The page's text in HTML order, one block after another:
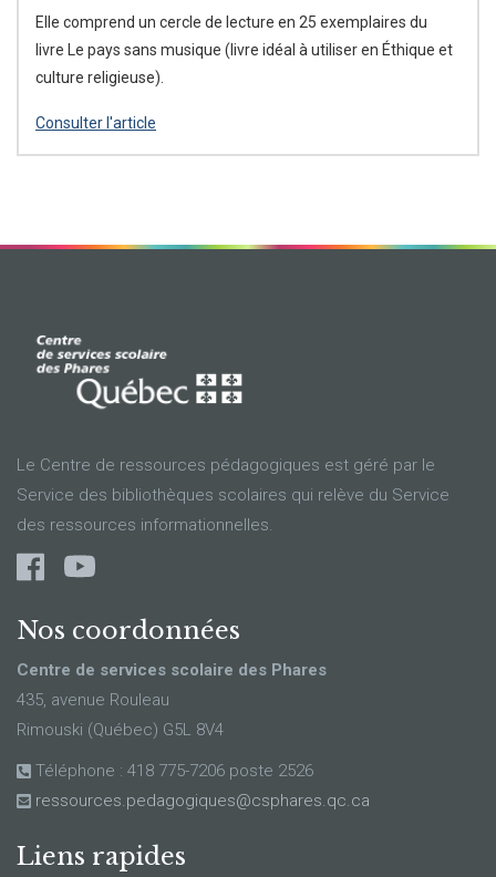
Elle comprend un cercle de lecture en 25 exemplaires du
livre Le pays sans musique (livre idéal à utiliser en Éthique et
culture religieuse).
Consulter l'article
Le Centre de ressources pédagogiques est géré par le
Service des bibliothèques scolaires qui relève du Service
des ressources informationnelles.
Nos coordonnées
Centre de services scolaire des Phares
435, avenue Rouleau
Rimouski (Québec) G5L 8V4
Téléphone : 418 775-7206 poste 2526
ressources.pedagogiques@csphares.qc.ca
Liens rapides